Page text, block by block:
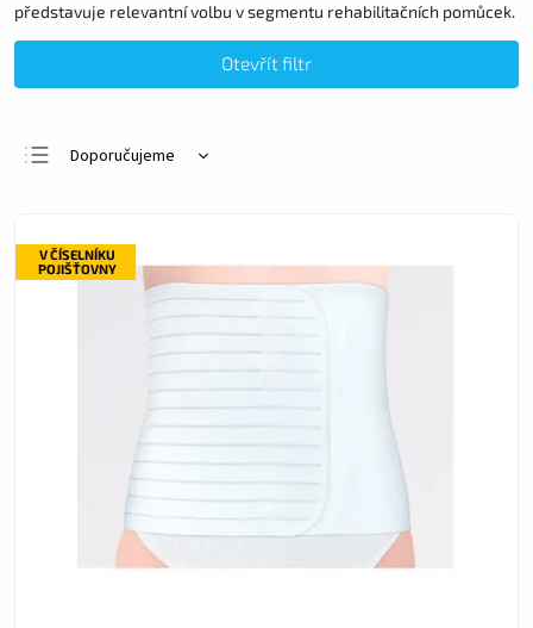
představuje relevantní volbu v segmentu rehabilitačních pomůcek.
Otevřít filtr
Doporučujeme
Nejprodávanější
V ČÍSELNÍKU
POJIŠŤOVNY